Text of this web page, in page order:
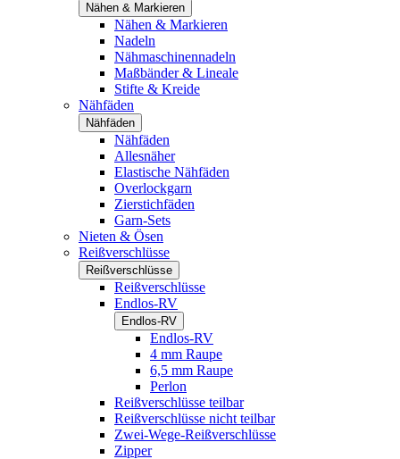
Nähen & Markieren
Nähen & Markieren
Nadeln
Nähmaschinennadeln
Maßbänder & Lineale
Stifte & Kreide
Nähfäden
Nähfäden
Nähfäden
Allesnäher
Elastische Nähfäden
Overlockgarn
Zierstichfäden
Garn-Sets
Nieten & Ösen
Reißverschlüsse
Reißverschlüsse
Reißverschlüsse
Endlos-RV
Endlos-RV
Endlos-RV
4 mm Raupe
6,5 mm Raupe
Perlon
Reißverschlüsse teilbar
Reißverschlüsse nicht teilbar
Zwei-Wege-Reißverschlüsse
Zipper